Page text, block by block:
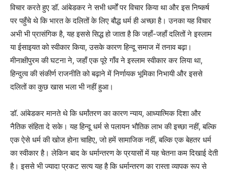
विचार करते हुए डॉ. आंबेडकर ने सभी धर्मों पर विचार किया था और इस निष्कर्ष
पर पहुँचे थे कि भारत के दलितों के लिए बौद्ध धर्म ही अच्छा है। उनका यह विचार
अभी भी प्रासंगिक है, यह इससे सिद्ध हो जाता है कि जहाँ-जहाँ दलितों ने इस्लाम
या ईसाइयत को स्वीकार किया, उसके कारण हिन्दू समाज में तनाव बढ़ा।
मीनाक्षीपुरम की घटना ने, जहाँ एक पूरे गाँव ने इस्लाम स्वीकार कर लिया था,
हिन्दुत्व की संकीर्ण राजनीति को बढ़ाने में निर्णायक भूमिका निभायी और इससे
दलितों का कुछ खास भला भी नहीं हुआ।
डॉ. आंबेडकर मानते थे कि धर्मांतरण का कारण न्याय, आध्यात्मिक दिशा और
नैतिक संहिता दे सके। यह हिन्दू धर्म से पलायन भौतिक लाभ की इच्छा नहीं, बल्कि
एक ऐसे धर्म की खोज होना चाहिए, जो हमें सामाजिक नहीं, बल्कि एक बेहतर धर्म
का स्वीकार है। लेकिन बाद के धर्मान्तरण के प्रयासों में यह चेतना कम दिखाई देती
है। इससे भी ज्यादा प्रकट सत्य यह है कि धर्मान्तरण का रास्ता व्यापक रूप से